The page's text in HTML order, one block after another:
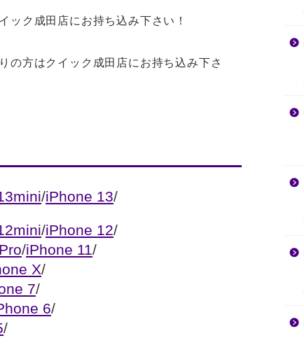
ック成田店にお持ち込み下さい！
の方はクイック成田店にお持ち込み下さ
/iPhone 13/
/iPhone 12/
/iPhone 11/
X/
7/
6/
/